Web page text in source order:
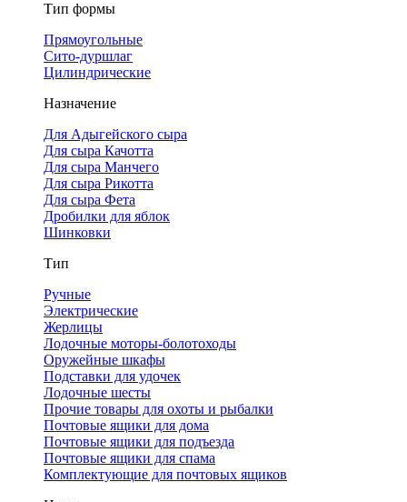
Тип формы
Прямоугольные
Сито-дуршлаг
Цилиндрические
Назначение
Для Адыгейского сыра
Для сыра Качотта
Для сыра Манчего
Для сыра Рикотта
Для сыра Фета
Дробилки для яблок
Шинковки
Тип
Ручные
Электрические
Жерлицы
Лодочные моторы-болотоходы
Оружейные шкафы
Подставки для удочек
Лодочные шесты
Прочие товары для охоты и рыбалки
Почтовые ящики для дома
Почтовые ящики для подъезда
Почтовые ящики для спама
Комплектующие для почтовых ящиков